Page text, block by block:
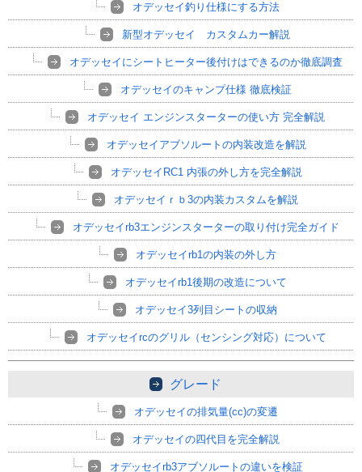
オデッセイ釣り仕様にする方法
新型オデッセイ カスタムカー解説
オデッセイにシートヒーター後付けはできるのか徹底調査
オデッセイのキャンプ仕様 徹底検証
オデッセイ エンジンスターターの使い方 完全解説
オデッセイアブソルートの内装改造を解説
オデッセイRC1 内張の外し方を完全解説
オデッセイｒｂ3の内装カスタムを解説
オデッセイrb3エンジンスターターの取り付け完全ガイド
オデッセイrb1の内装の外し方
オデッセイrb1後期の改造について
オデッセイ3列目シートの収納
オデッセイrcのグリル（センシング対応）について
グレード
オデッセイの排気量(cc)の変遷
オデッセイの四代目を完全解説
オデッセイrb3アブソルートの違いを検証